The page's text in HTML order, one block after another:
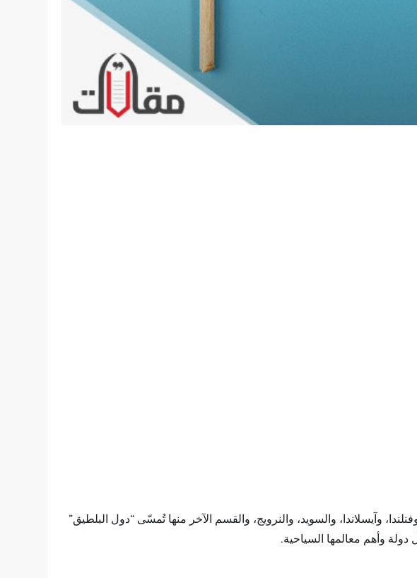
وآيسلاندا، والسويد، والنرويج، والقسم الآخر منها تُمسّى “دول البلطيق”
دولة وأهم معالمها السياحية.